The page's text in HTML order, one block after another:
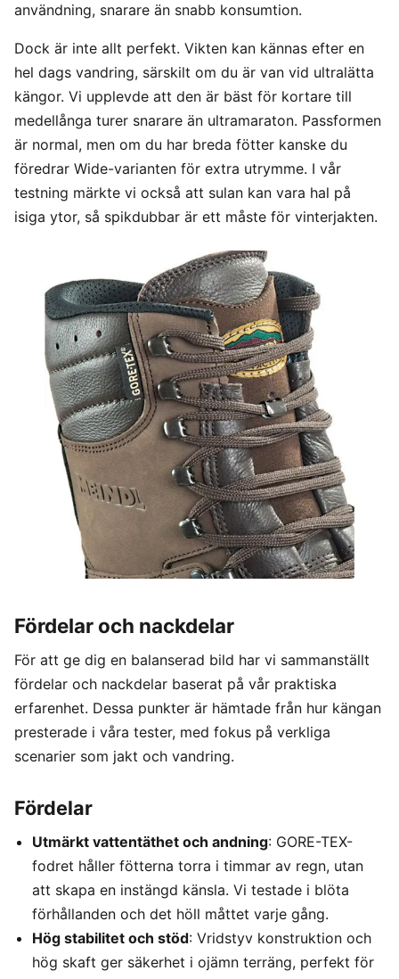
användning, snarare än snabb konsumtion.
Dock är inte allt perfekt. Vikten kan kännas efter en
hel dags vandring, särskilt om du är van vid ultralätta
kängor. Vi upplevde att den är bäst för kortare till
medellånga turer snarare än ultramaraton. Passformen
är normal, men om du har breda fötter kanske du
föredrar Wide-varianten för extra utrymme. I vår
testning märkte vi också att sulan kan vara hal på
isiga ytor, så spikdubbar är ett måste för vinterjakten.
Fördelar och nackdelar
För att ge dig en balanserad bild har vi sammanställt
fördelar och nackdelar baserat på vår praktiska
erfarenhet. Dessa punkter är hämtade från hur kängan
presterade i våra tester, med fokus på verkliga
scenarier som jakt och vandring.
Fördelar
Utmärkt vattentäthet och andning: GORE-TEX-
fodret håller fötterna torra i timmar av regn, utan
att skapa en instängd känsla. Vi testade i blöta
förhållanden och det höll måttet varje gång.
Hög stabilitet och stöd: Vridstyv konstruktion och
hög skaft ger säkerhet i ojämn terräng, perfekt för